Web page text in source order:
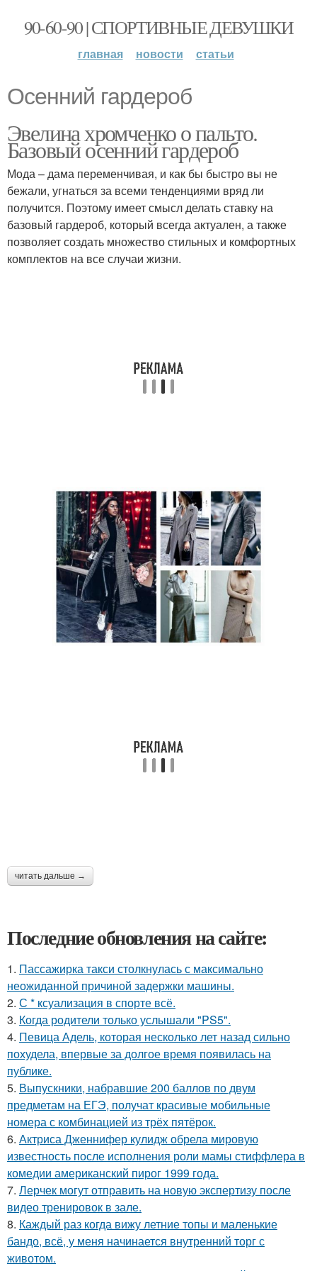
90-60-90 | СПОРТИВНЫЕ ДЕВУШКИ
главная новости статьи
Осенний гардероб
Эвелина хромченко о пальто.
Базовый осенний гардероб
Мода – дама переменчивая, и как бы быстро вы не
бежали, угнаться за всеми тенденциями вряд ли
получится. Поэтому имеет смысл делать ставку на
базовый гардероб, который всегда актуален, а также
позволяет создать множество стильных и комфортных
комплектов на все случаи жизни.
читать дальше →
Последние обновления на сайте:
1. Пассажирка такси столкнулась с максимально
неожиданной причиной задержки машины.
2. С * ксуализация в спорте всё.
3. Когда родители только услышали "PS5".
4. Певица Адель, которая несколько лет назад сильно
похудела, впервые за долгое время появилась на
публике.
5. Выпускники, набравшие 200 баллов по двум
предметам на ЕГЭ, получат красивые мобильные
номера с комбинацией из трёх пятёрок.
6. Актриса Дженнифер кулидж обрела мировую
известность после исполнения роли мамы стиффлера в
комедии американский пирог 1999 года.
7. Лерчек могут отправить на новую экспертизу после
видео тренировок в зале.
8. Каждый раз когда вижу летние топы и маленькие
бандо, всё, у меня начинается внутренний торг с
животом.